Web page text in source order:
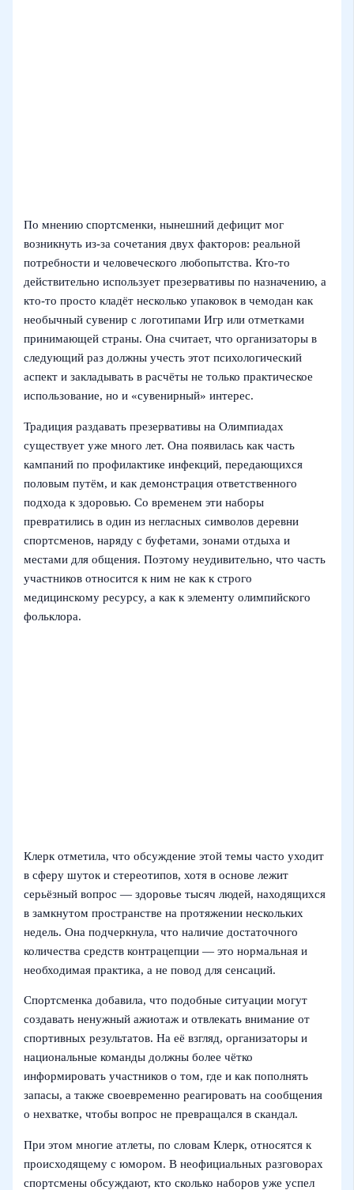
По мнению спортсменки, нынешний дефицит мог
возникнуть из-за сочетания двух факторов: реальной
потребности и человеческого любопытства. Кто‑то
действительно использует презервативы по назначению, а
кто‑то просто кладёт несколько упаковок в чемодан как
необычный сувенир с логотипами Игр или отметками
принимающей страны. Она считает, что организаторы в
следующий раз должны учесть этот психологический
аспект и закладывать в расчёты не только практическое
использование, но и «сувенирный» интерес.
Традиция раздавать презервативы на Олимпиадах
существует уже много лет. Она появилась как часть
кампаний по профилактике инфекций, передающихся
половым путём, и как демонстрация ответственного
подхода к здоровью. Со временем эти наборы
превратились в один из негласных символов деревни
спортсменов, наряду с буфетами, зонами отдыха и
местами для общения. Поэтому неудивительно, что часть
участников относится к ним не как к строго
медицинскому ресурсу, а как к элементу олимпийского
фольклора.
Клерк отметила, что обсуждение этой темы часто уходит
в сферу шуток и стереотипов, хотя в основе лежит
серьёзный вопрос — здоровье тысяч людей, находящихся
в замкнутом пространстве на протяжении нескольких
недель. Она подчеркнула, что наличие достаточного
количества средств контрацепции — это нормальная и
необходимая практика, а не повод для сенсаций.
Спортсменка добавила, что подобные ситуации могут
создавать ненужный ажиотаж и отвлекать внимание от
спортивных результатов. На её взгляд, организаторы и
национальные команды должны более чётко
информировать участников о том, где и как пополнять
запасы, а также своевременно реагировать на сообщения
о нехватке, чтобы вопрос не превращался в скандал.
При этом многие атлеты, по словам Клерк, относятся к
происходящему с юмором. В неофициальных разговорах
спортсмены обсуждают, кто сколько наборов уже успел